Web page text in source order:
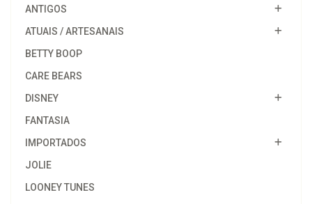
ANTIGOS
ATUAIS / ARTESANAIS
BETTY BOOP
CARE BEARS
DISNEY
FANTASIA
IMPORTADOS
JOLIE
LOONEY TUNES